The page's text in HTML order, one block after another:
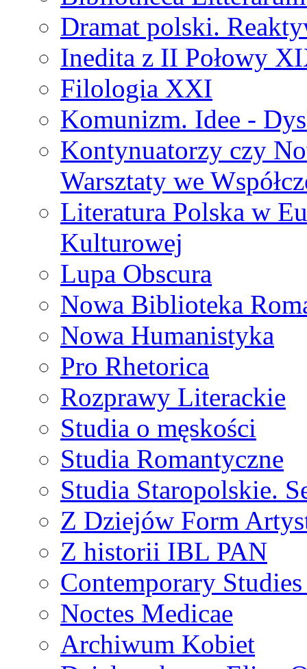
Dramat polski.
Inedita z II Połowy
Filologia XXI
Komunizm. Idee -
Kontynuatorzy czy
Warsztaty we
Literatura Polska w
Kulturowej
Lupa Obscura
Nowa Biblioteka
Nowa Humanistyka
Pro Rhetorica
Rozprawy Literackie
Studia o męskości
Studia Romantyczne
Studia Staropolskie.
Z Dziejów Form
Z historii IBL PAN
Contemporary
Noctes Medicae
Archiwum Kobiet